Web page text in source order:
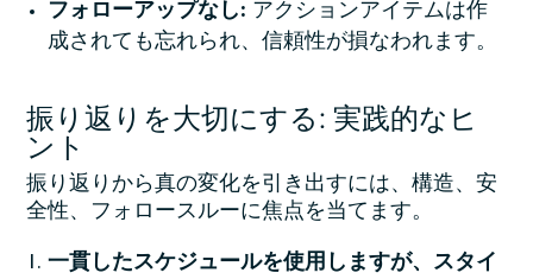
フォローアップなし: アクションアイテムは作
成されても忘れられ、信頼性が損なわれます。
振り返りを大切にする: 実践的なヒ
ント
振り返りから真の変化を引き出すには、構造、安
全性、フォロースルーに焦点を当てます。
一貫したスケジュールを使用しますが、スタイ